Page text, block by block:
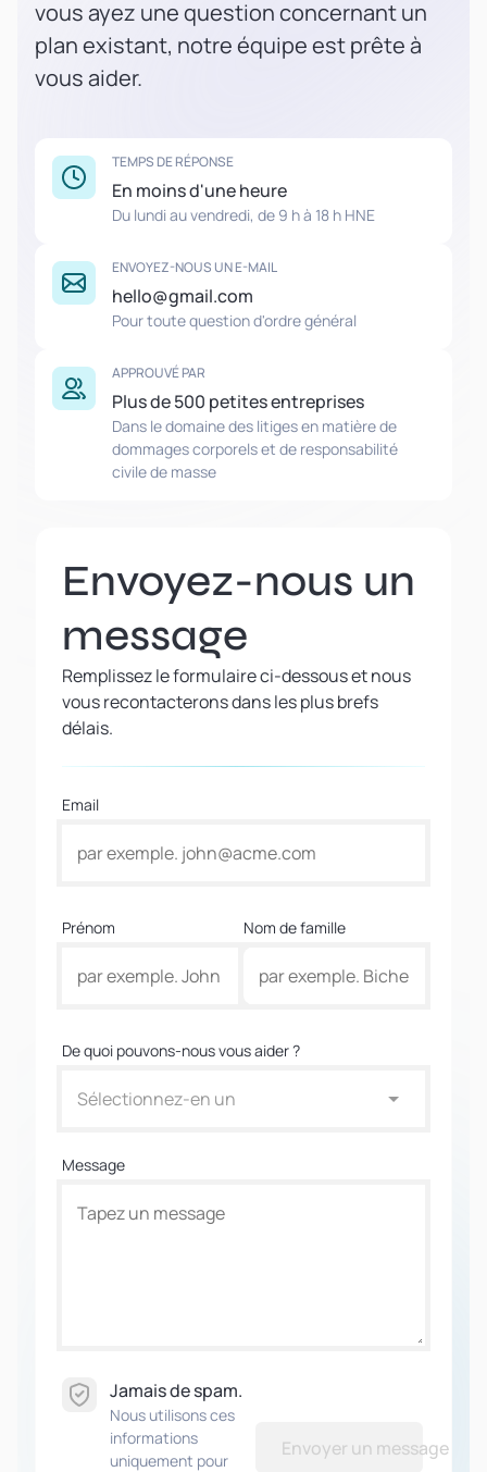
vous ayez une question concernant un
plan existant, notre équipe est prête à
vous aider.
TEMPS DE RÉPONSE
En moins d'une heure
Du lundi au vendredi, de 9 h à 18 h HNE
ENVOYEZ-NOUS UN E-MAIL
hello@gmail.com
Pour toute question d'ordre général
APPROUVÉ PAR
Plus de 500 petites entreprises
Dans le domaine des litiges en matière de
dommages corporels et de responsabilité
civile de masse
Envoyez-nous un
message
Remplissez le formulaire ci-dessous et nous
vous recontacterons dans les plus brefs
délais.
Email
Prénom Nom de famille
De quoi pouvons-nous vous aider ?
Sélectionnez-en un
Message
Jamais de spam.
Nous utilisons ces
informations
uniquement pour
Envoyer un message